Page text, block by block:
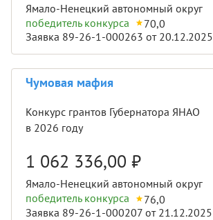
Ямало-Ненецкий автономный округ
победитель конкурса
70,0
Заявка 89-26-1-000263 от 20.12.2025
Чумовая мафия
Конкурс грантов Губернатора ЯНАО
в 2026 году
1 062 336,00 ₽
Ямало-Ненецкий автономный округ
победитель конкурса
76,0
Заявка 89-26-1-000207 от 21.12.2025